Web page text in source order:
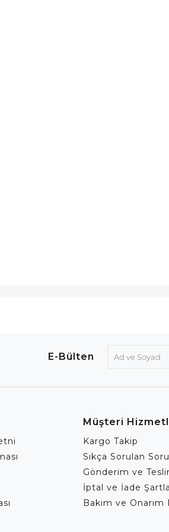
E-Bülten
Müşteri
Kargo Takip
Sıkça Sorulan
Gönderim ve
İptal ve İade
Bakım ve